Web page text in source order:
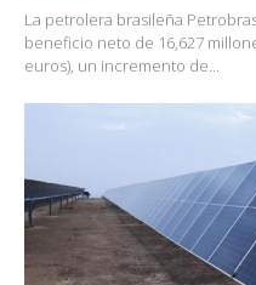
La petrolera brasileña
beneficio neto de 16,627
euros), un incremento de...